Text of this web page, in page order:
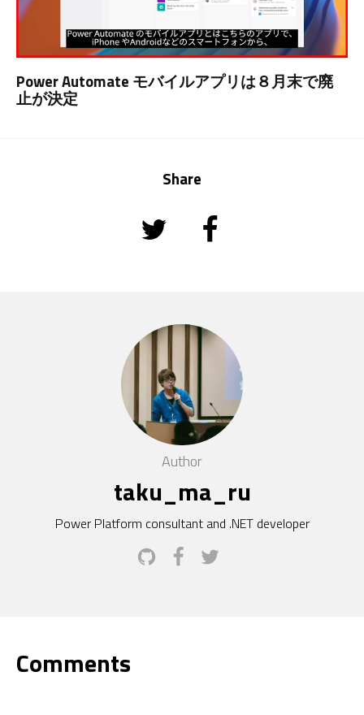
Power Automate モバイルアプリは８月末で廃
止が決定
Share
Author
taku_ma_ru
Power Platform consultant and .NET developer
Comments